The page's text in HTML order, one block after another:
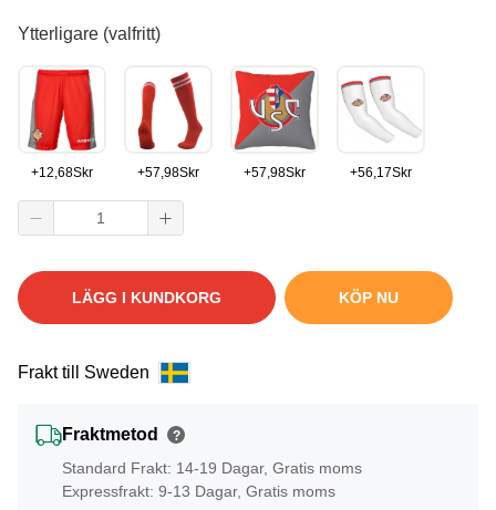
Ytterligare (valfritt)
+12,68Skr +57,98Skr +57,98Skr +56,17Skr
LÄGG I KUNDKORG KÖP NU
Frakt till Sweden
Fraktmetod ?
Standard Frakt: 14-19 Dagar, Gratis moms
Expressfrakt: 9-13 Dagar, Gratis moms